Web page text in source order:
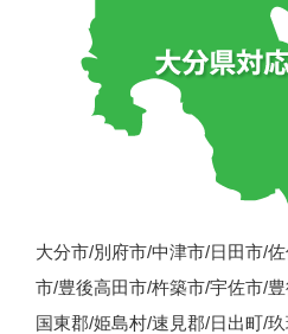
大分市/別府市/中津市/日田市/
市/豊後高田市/杵築市/宇佐市/
国東郡/姫島村/速見郡/日出町/